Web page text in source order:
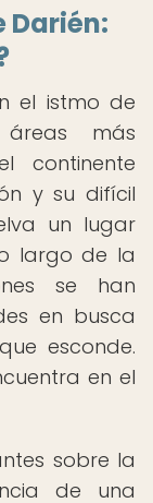
Darién:
el istmo de
más
continente
y su difícil
un lugar
largo de la
se han
en busca
esconde.
en el
sobre la
de una